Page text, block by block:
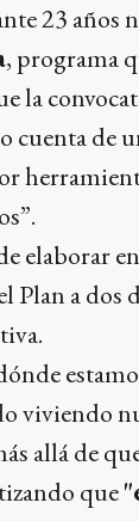
23 años
, programa
la
cuenta de
elaborar
a dos
viviendo
allá de
que